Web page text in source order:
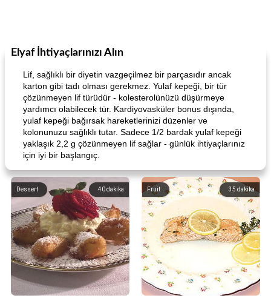
Elyaf İhtiyaçlarınızı Alın
Lif, sağlıklı bir diyetin vazgeçilmez bir parçasıdır ancak
karton gibi tadı olması gerekmez. Yulaf kepeği, bir tür
çözünmeyen lif türüdür - kolesterolünüzü düşürmeye
yardımcı olabilecek tür. Kardiyovasküler bonus dışında,
yulaf kepeği bağırsak hareketlerinizi düzenler ve
kolonunuzu sağlıklı tutar. Sadece 1/2 bardak yulaf kepeği
yaklaşık 2,2 g çözünmeyen lif sağlar - günlük ihtiyaçlarınız
için iyi bir başlangıç.
40dakika
Dessert 35 dakika
Fruit